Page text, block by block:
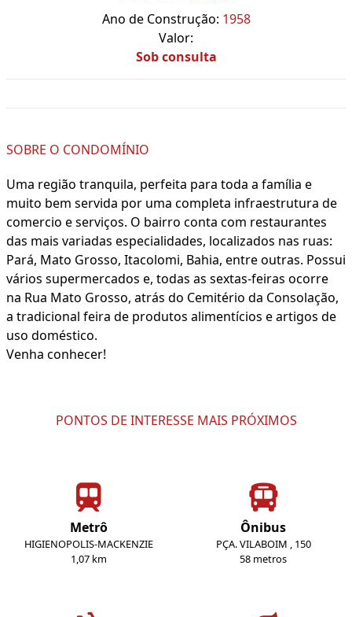
Ano de Construção: 1958
Valor:
Sob consulta
SOBRE O CONDOMÍNIO
Uma região tranquila, perfeita para toda a família e
muito bem servida por uma completa infraestrutura de
comercio e serviços. O bairro conta com restaurantes
das mais variadas especialidades, localizados nas ruas:
Pará, Mato Grosso, Itacolomi, Bahia, entre outras. Possui
vários supermercados e, todas as sextas-feiras ocorre
na Rua Mato Grosso, atrás do Cemitério da Consolação,
a tradicional feira de produtos alimentícios e artigos de
uso doméstico.
Venha conhecer!
PONTOS DE INTERESSE MAIS PRÓXIMOS
Metrô
HIGIENOPOLIS-MACKENZIE
1,07 km
Ônibus
PÇA. VILABOIM , 150
58 metros